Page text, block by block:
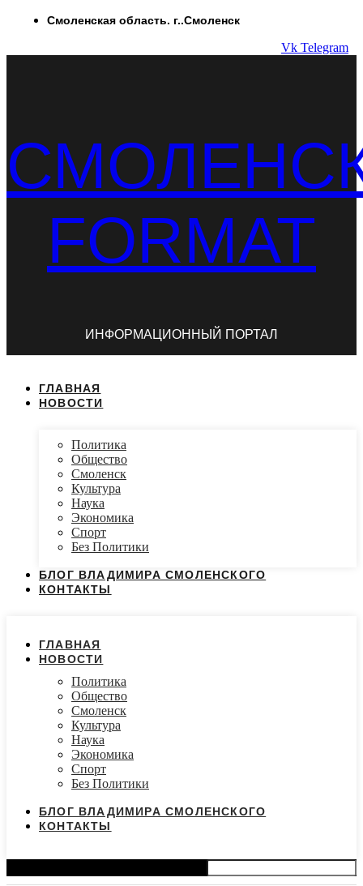
ПерейтиСмоленская область. г..Смоленск
Vk Telegram
FORMAT
ИНФОРМАЦИОННЫЙ ПОРТАЛ
ГЛАВНАЯ
НОВОСТИ
Политика
Общество
Смоленск
Культура
Наука
Экономика
Спорт
Без Политики
БЛОГ ВЛАДИМИРА СМОЛЕНСКОГО
КОНТАКТЫ
ГЛАВНАЯ
НОВОСТИ
Политика
Общество
Смоленск
Культура
Наука
Экономика
Спорт
Без Политики
БЛОГ ВЛАДИМИРА СМОЛЕНСКОГО
КОНТАКТЫ